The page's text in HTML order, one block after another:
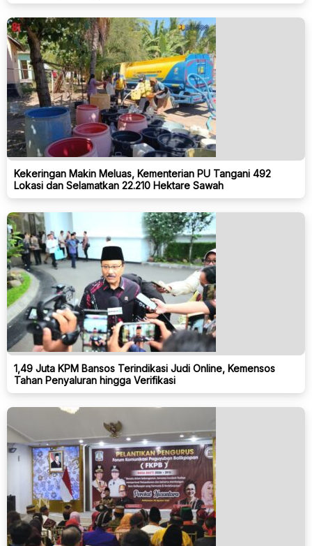
Kekeringan Makin Meluas, Kementerian PU Tangani 492
Lokasi dan Selamatkan 22.210 Hektare Sawah
1,49 Juta KPM Bansos Terindikasi Judi Online, Kemensos
Tahan Penyaluran hingga Verifikasi